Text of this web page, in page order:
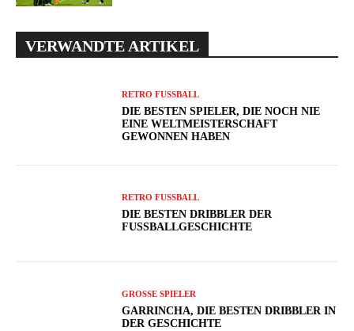
VERWANDTE ARTIKEL
RETRO FUSSBALL
DIE BESTEN SPIELER, DIE NOCH NIE
EINE WELTMEISTERSCHAFT
GEWONNEN HABEN
RETRO FUSSBALL
DIE BESTEN DRIBBLER DER
FUSSBALLGESCHICHTE
GROSSE SPIELER
GARRINCHA, DIE BESTEN DRIBBLER IN
DER GESCHICHTE